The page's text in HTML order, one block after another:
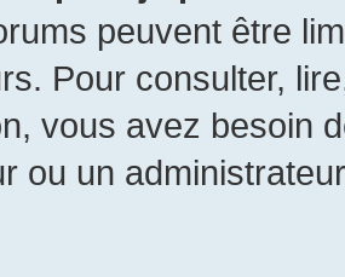
peuvent être
Pour consulter,
vous avez besoin
ou un